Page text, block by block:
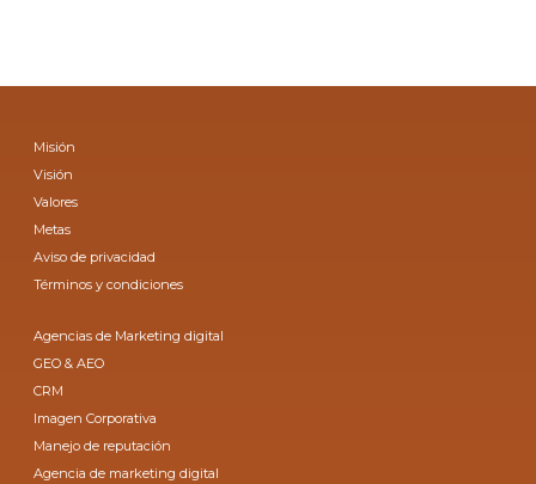
Misión
Visión
Valores
Metas
Aviso de privacidad
Términos y condiciones
Agencias de Marketing digital
GEO & AEO
CRM
Imagen Corporativa
Manejo de reputación
Agencia de marketing digital